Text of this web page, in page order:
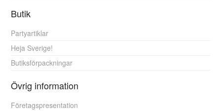
Butik
Partyartiklar
Heja Sverige!
Butiksförpackningar
Övrig information
Företagspresentation